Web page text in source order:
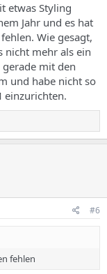
etwas Styling
Jahr und es hat
Wie gesagt,
nicht mehr als ein
mit den
und habe nicht so
einzurichten.
#6
fehlen